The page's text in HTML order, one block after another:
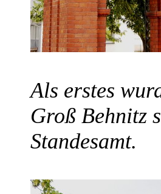
Als erstes
Groß Behnitz
Standesamt.